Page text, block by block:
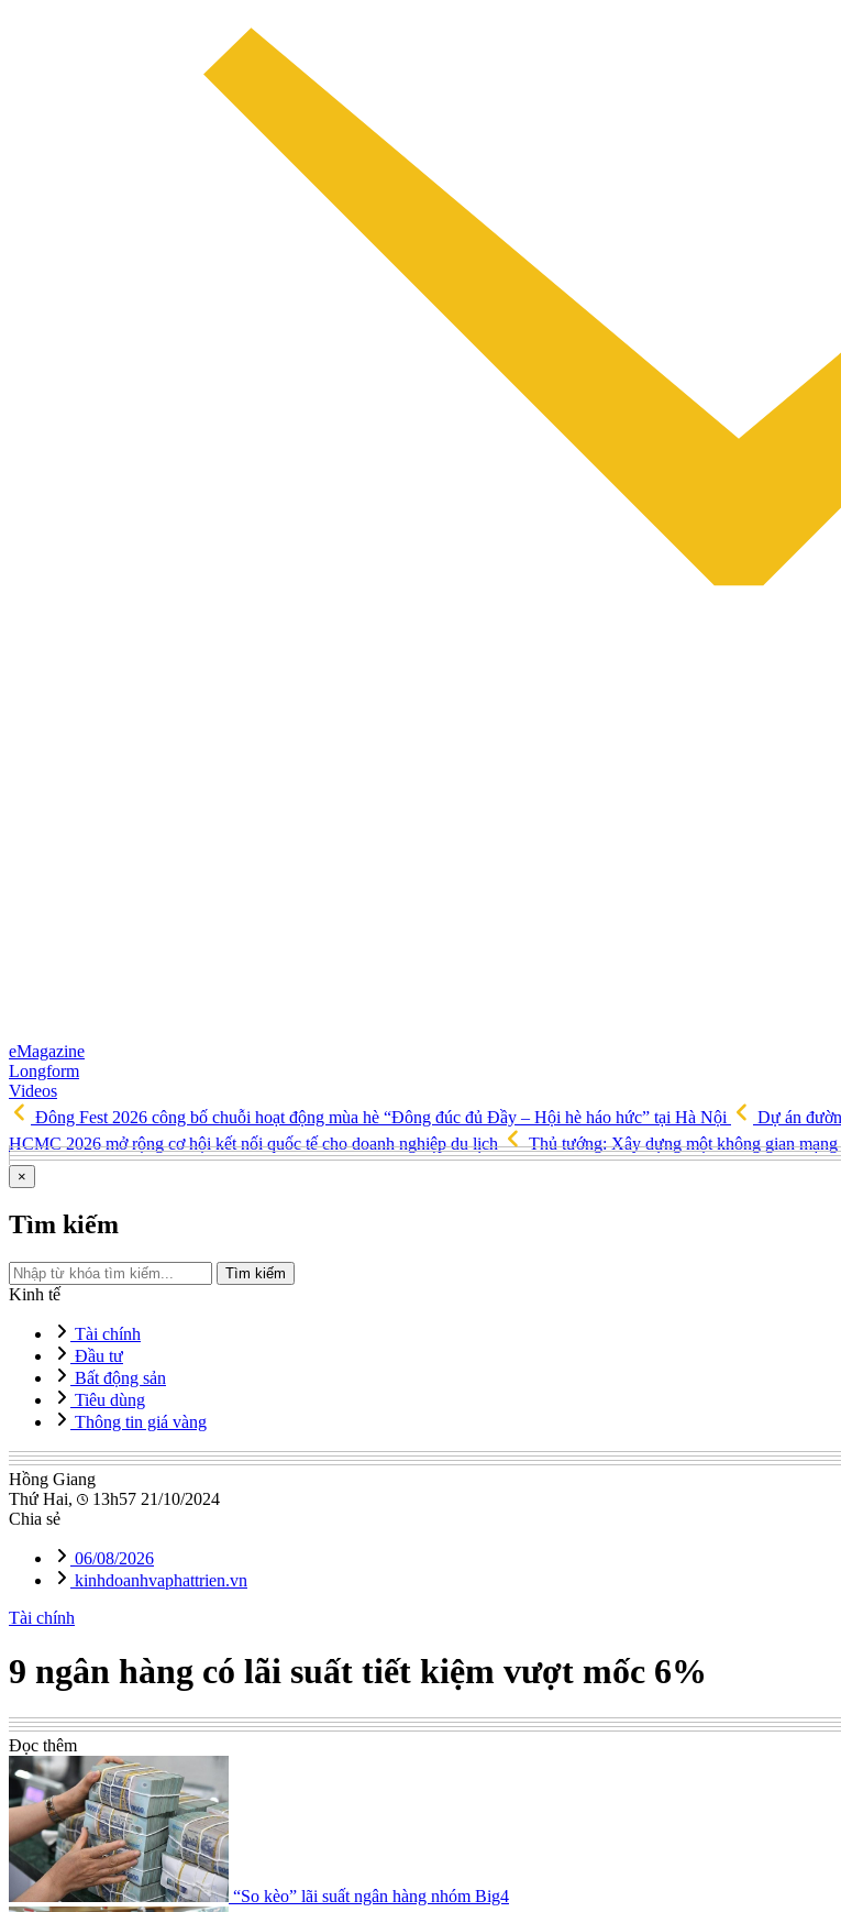
eMagazine
Longform
Videos
Đông Fest 2026 công bố chuỗi hoạt động mùa hè “Đông đúc đủ Đầy – Hội hè háo hức” tại Hà Nội
Dự án
HCMC 2026 mở rộng cơ hội kết nối quốc tế cho doanh nghiệp du lịch
Thủ tướng: Xây dựng một không gian
×
Tìm kiếm
Tìm kiếm
Kinh tế
Tài chính
Đầu tư
Bất động sản
Tiêu dùng
Thông tin giá vàng
Hồng Giang
Thứ Hai,
13h57 21/10/2024
Chia sẻ
06/08/2026
kinhdoanhvaphattrien.vn
Tài chính
9 ngân hàng có lãi suất tiết kiệm vượt mốc 6%
Đọc thêm
“So kèo” lãi suất ngân hàng nhóm Big4